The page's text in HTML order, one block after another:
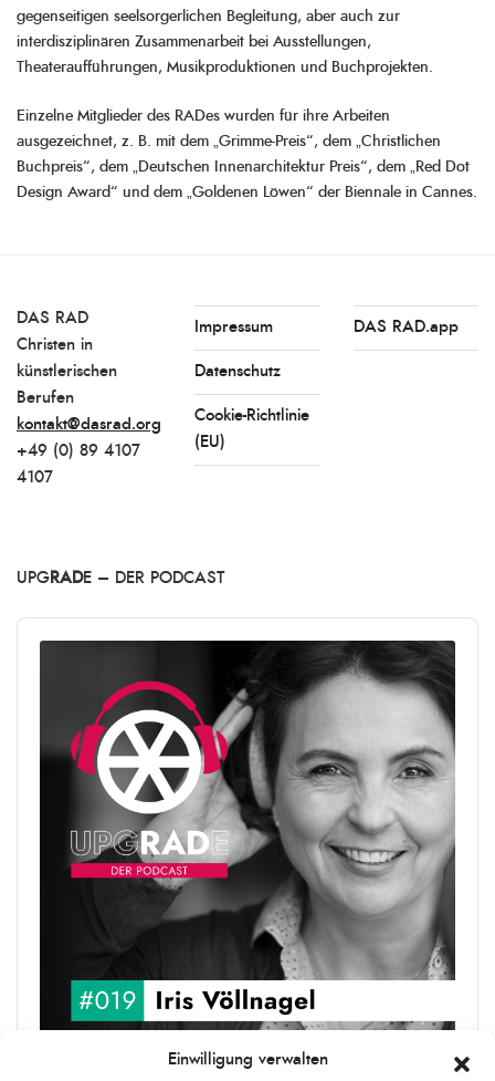
Einwilligung verwalten
gegenseitigen seelsorgerlichen Begleitung, aber auch zur
interdisziplinären Zusammenarbeit bei Ausstellungen,
Theateraufführungen, Musikproduktionen und Buchprojekten.
Einzelne Mitglieder des RADes wurden für ihre Arbeiten
ausgezeichnet, z. B. mit dem „Grimme-Preis“, dem „Christlichen
Buchpreis“, dem „Deutschen Innenarchitektur Preis“, dem „Red Dot
Design Award“ und dem „Goldenen Löwen“ der Biennale in Cannes.
DAS RAD
Christen in
künstlerischen
Berufen
kontakt@dasrad.org
+49 (0) 89 4107
4107
Impressum
Datenschutz
Cookie-Richtlinie
(EU)
DAS RAD.app
UPG RADE – DER PODCAST
Audio
Player